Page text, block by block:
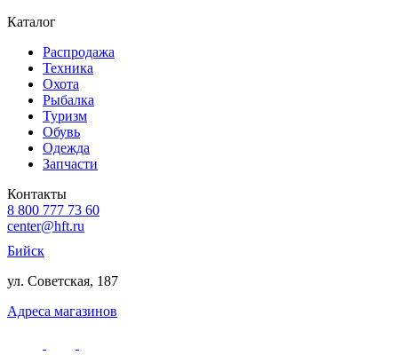
Каталог
Распродажа
Техника
Охота
Рыбалка
Туризм
Обувь
Одежда
Запчасти
Контакты
8 800 777 73 60
center@hft.ru
Бийск
ул. Советская, 187
Адреса магазинов